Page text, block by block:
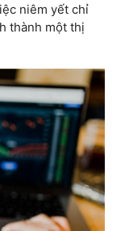
niêm yết chỉ
thành một thị